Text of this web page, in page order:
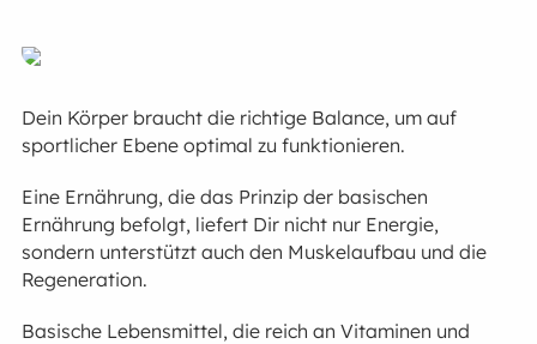
Dein Körper braucht die richtige Balance, um auf
sportlicher Ebene optimal zu funktionieren.
Eine Ernährung, die das Prinzip der basischen
Ernährung befolgt, liefert Dir nicht nur Energie,
sondern unterstützt auch den Muskelaufbau und die
Regeneration.
Basische Lebensmittel, die reich an Vitaminen und